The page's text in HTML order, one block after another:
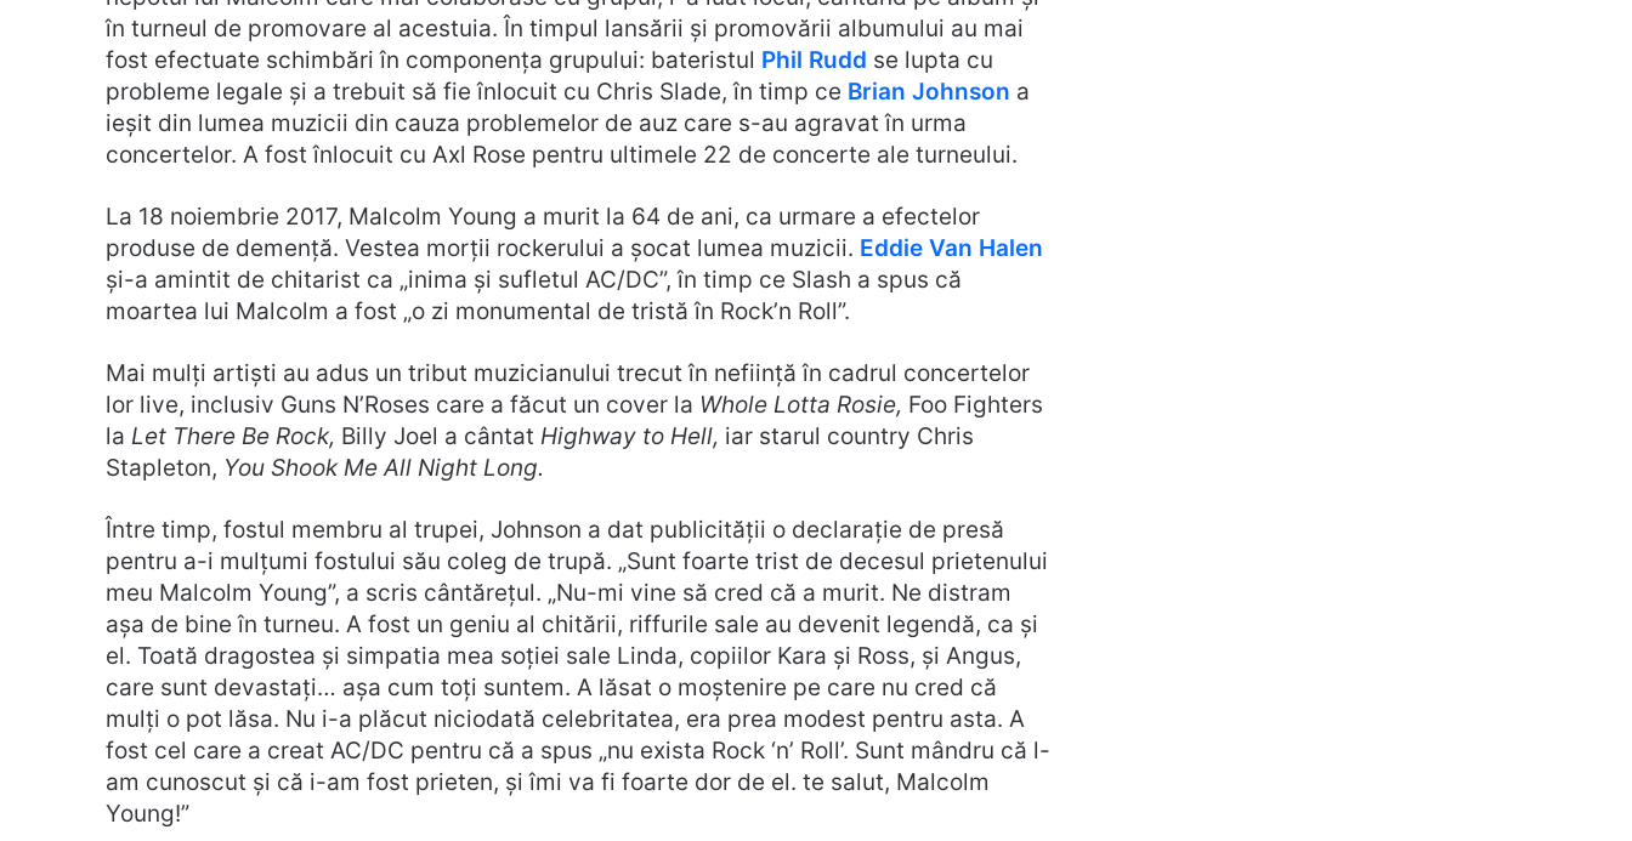
în turneul de promovare al acestuia. În timpul lansării și promovării albumului au mai
fost efectuate schimbări în componența grupului: bateristul Phil Rudd se lupta cu
probleme legale și a trebuit să fie înlocuit cu Chris Slade, în timp ce Brian Johnson a
ieșit din lumea muzicii din cauza problemelor de auz care s-au agravat în urma
concertelor. A fost înlocuit cu Axl Rose pentru ultimele 22 de concerte ale turneului.
La 18 noiembrie 2017, Malcolm Young a murit la 64 de ani, ca urmare a efectelor
produse de demență. Vestea morții rockerului a șocat lumea muzicii. Eddie Van Halen
și-a amintit de chitarist ca „inima și sufletul AC/DC”, în timp ce Slash a spus că
moartea lui Malcolm a fost „o zi monumental de tristă în Rock’n Roll”.
Mai mulți artiști au adus un tribut muzicianului trecut în neființă în cadrul concertelor
lor live, inclusiv Guns N’Roses care a făcut un cover la Whole Lotta Rosie, Foo Fighters
la Let There Be Rock, Billy Joel a cântat Highway to Hell, iar starul country Chris
Stapleton, You Shook Me All Night Long.
Între timp, fostul membru al trupei, Johnson a dat publicității o declarație de presă
pentru a-i mulțumi fostului său coleg de trupă. „Sunt foarte trist de decesul prietenului
meu Malcolm Young”, a scris cântărețul. „Nu-mi vine să cred că a murit. Ne distram
așa de bine în turneu. A fost un geniu al chitării, riffurile sale au devenit legendă, ca și
el. Toată dragostea și simpatia mea soției sale Linda, copiilor Kara și Ross, și Angus,
care sunt devastați… așa cum toți suntem. A lăsat o moștenire pe care nu cred că
mulți o pot lăsa. Nu i-a plăcut niciodată celebritatea, era prea modest pentru asta. A
fost cel care a creat AC/DC pentru că a spus „nu exista Rock ‘n’ Roll’. Sunt mândru că l-
am cunoscut și că i-am fost prieten, și îmi va fi foarte dor de el. te salut, Malcolm
Young!”